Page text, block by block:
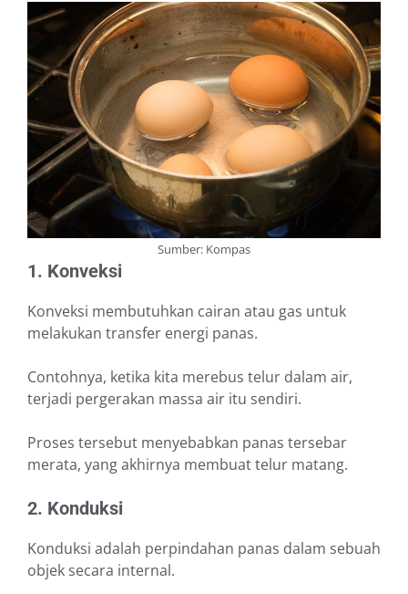
Sumber: Kompas
1. Konveksi
Konveksi membutuhkan cairan atau gas untuk
melakukan transfer energi panas.
Contohnya, ketika kita merebus telur dalam air,
terjadi pergerakan massa air itu sendiri.
Proses tersebut menyebabkan panas tersebar
merata, yang akhirnya membuat telur matang.
2. Konduksi
Konduksi adalah perpindahan panas dalam sebuah
objek secara internal.